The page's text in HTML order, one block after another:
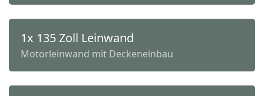
1x 135 Zoll Leinwand
Motorleinwand mit Deckeneinbau